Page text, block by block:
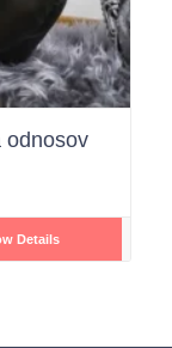
odnosov
Details